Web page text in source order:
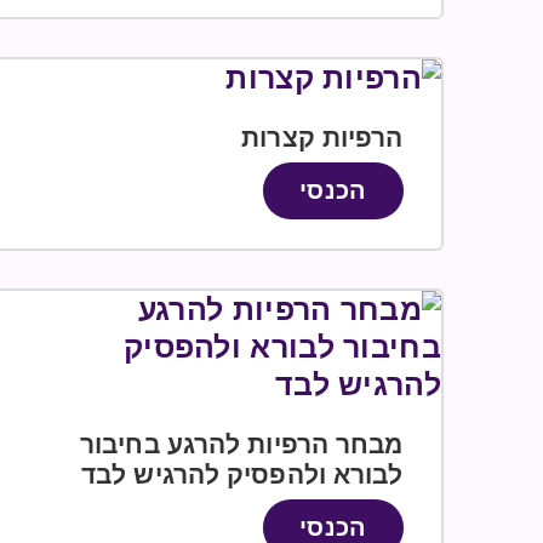
הרפיות קצרות
הכנסי
מבחר הרפיות להרגע בחיבור
לבורא ולהפסיק להרגיש לבד
הכנסי